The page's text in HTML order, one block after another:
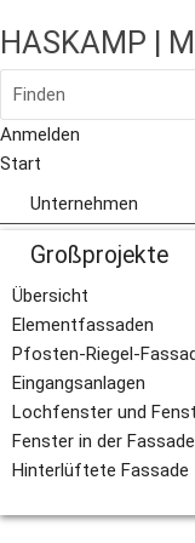
HASKAMP |
Finden
Anmelden
Start
Unternehmen
Über uns
Leitbild
Die HASKAMP-Gruppe
Dokumente
Stiftung
Großprojekte
Übersicht
Elementfassaden
Pfosten-Riegel-
Eingangsanlagen
Lochfenster und
Fenster in der Fassade
Hinterlüftete Fassade